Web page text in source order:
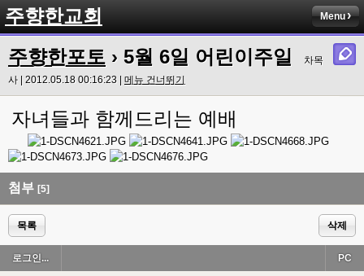
주향한교회 Menu
주향한포토 › 5월 6일 어린이주일
차목
사 | 2012.05.18 00:16:23 | 메뉴 건너뛰기
자녀들과 함께드리는 예배
첨부 [5]
목록 삭제
로그인... PC